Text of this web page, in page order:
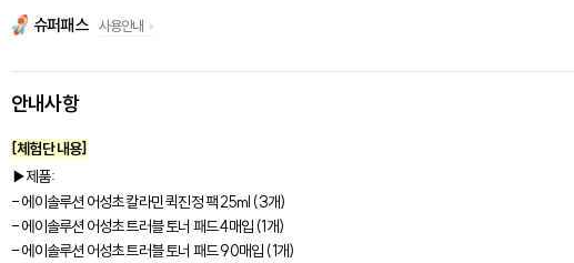
슈퍼패스
사용안내
안내사항
[체험단 내용]
▶제품:
- 에이솔루션 어성초 칼라민 퀵진정 팩 25ml (3개)
- 에이솔루션 어성초 트러블 토너 패드 4매입 (1개)
- 에이솔루션 어성초 트러블 토너 패드 90매입 (1개)